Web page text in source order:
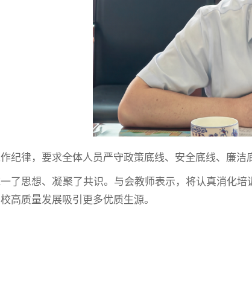
纪律，要求全体人员严守政策底线、安全底线、廉
了思想、凝聚了共识。与会教师表示，将认真消化
高质量发展吸引更多优质生源。